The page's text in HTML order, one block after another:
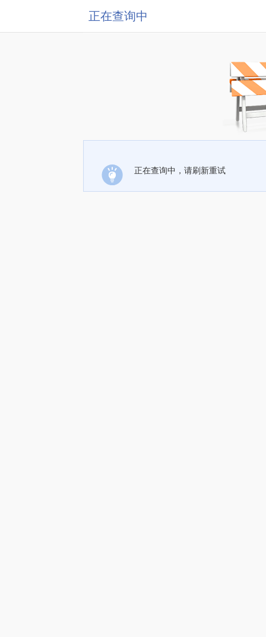
正在查询中
正在查询中，请刷新重试